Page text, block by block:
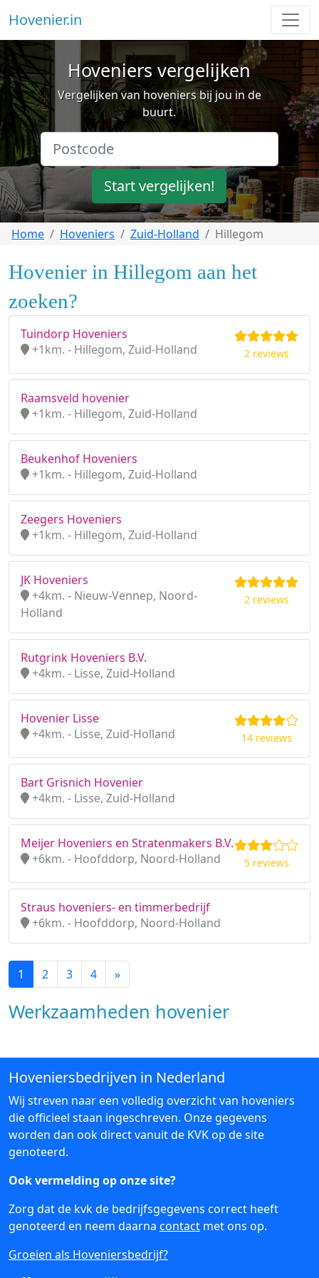
Hovenier.in
Hoveniers vergelijken
Vergelijken van hoveniers bij jou in de
buurt.
Start vergelijken!
Home Hoveniers Zuid-Holland Hillegom
Hovenier in Hillegom aan het
zoeken?
Tuindorp Hoveniers
+1km. - Hillegom, Zuid-Holland
2 reviews
Raamsveld hovenier
+1km. - Hillegom, Zuid-Holland
Beukenhof Hoveniers
+1km. - Hillegom, Zuid-Holland
Zeegers Hoveniers
+1km. - Hillegom, Zuid-Holland
JK Hoveniers
+4km. - Nieuw-Vennep, Noord-
Holland
2 reviews
Rutgrink Hoveniers B.V.
+4km. - Lisse, Zuid-Holland
Hovenier Lisse
+4km. - Lisse, Zuid-Holland
14 reviews
Bart Grisnich Hovenier
+4km. - Lisse, Zuid-Holland
Meijer Hoveniers en Stratenmakers B.V.
+6km. - Hoofddorp, Noord-Holland
5 reviews
Straus hoveniers- en timmerbedrijf
+6km. - Hoofddorp, Noord-Holland
1 2 3 4 »
Werkzaamheden hovenier
Hoveniersbedrijven in Nederland
Wij streven naar een volledig overzicht van hoveniers
die officieel staan ingeschreven. Onze gegevens
worden dan ook direct vanuit de KVK op de site
genoteerd.
Ook vermelding op onze site?
Zorg dat de kvk de bedrijfsgegevens correct heeft
genoteerd en neem daarna contact met ons op.
Groeien als Hoveniersbedrijf?